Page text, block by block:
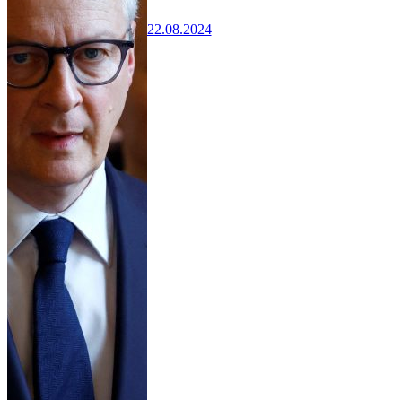
22.08.2024